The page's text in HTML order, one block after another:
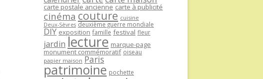
carte postale ancienne carte à publicité
cinéma couture cuisine
Deux-Sèvres deuxième guerre mondiale
DIY exposition famille festival fleur
jardin lecture marque-page
monument commémoratif oiseau
papier maison Paris
patrimoine pochette